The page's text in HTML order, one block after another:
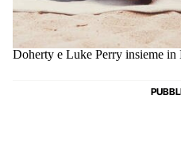
Doherty e Luke Perry insieme